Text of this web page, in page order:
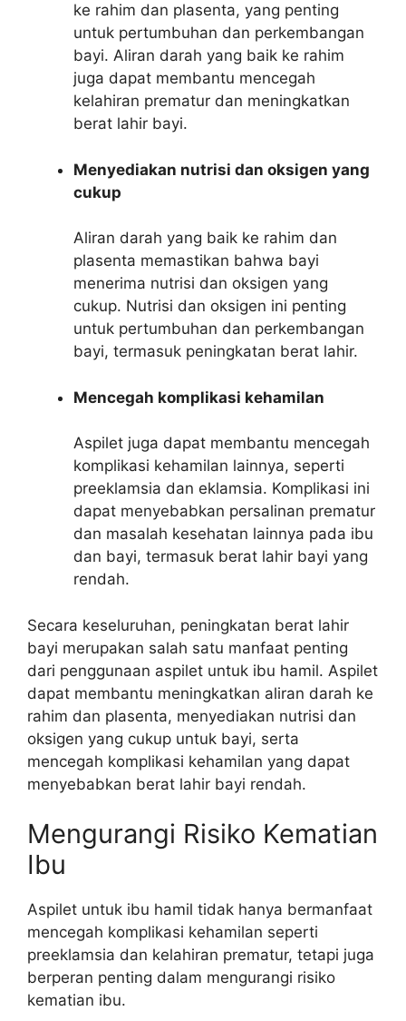
ke rahim dan plasenta, yang penting
untuk pertumbuhan dan perkembangan
bayi. Aliran darah yang baik ke rahim
juga dapat membantu mencegah
kelahiran prematur dan meningkatkan
berat lahir bayi.
Menyediakan nutrisi dan oksigen yang
cukup
Aliran darah yang baik ke rahim dan
plasenta memastikan bahwa bayi
menerima nutrisi dan oksigen yang
cukup. Nutrisi dan oksigen ini penting
untuk pertumbuhan dan perkembangan
bayi, termasuk peningkatan berat lahir.
Mencegah komplikasi kehamilan
Aspilet juga dapat membantu mencegah
komplikasi kehamilan lainnya, seperti
preeklamsia dan eklamsia. Komplikasi ini
dapat menyebabkan persalinan prematur
dan masalah kesehatan lainnya pada ibu
dan bayi, termasuk berat lahir bayi yang
rendah.
Secara keseluruhan, peningkatan berat lahir
bayi merupakan salah satu manfaat penting
dari penggunaan aspilet untuk ibu hamil. Aspilet
dapat membantu meningkatkan aliran darah ke
rahim dan plasenta, menyediakan nutrisi dan
oksigen yang cukup untuk bayi, serta
mencegah komplikasi kehamilan yang dapat
menyebabkan berat lahir bayi rendah.
Mengurangi Risiko Kematian
Ibu
Aspilet untuk ibu hamil tidak hanya bermanfaat
mencegah komplikasi kehamilan seperti
preeklamsia dan kelahiran prematur, tetapi juga
berperan penting dalam mengurangi risiko
kematian ibu.